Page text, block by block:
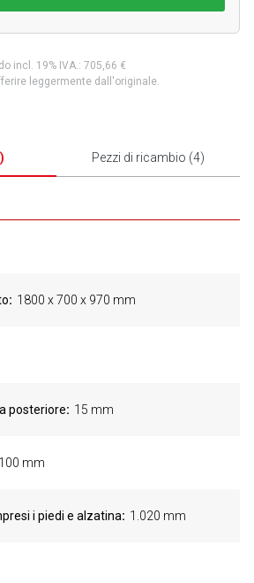
incl. 19% IVA.: 705,66 €
leggermente dall'originale.
) Pezzi di ricambio (4)
1800 x 700 x 970 mm
posteriore 15 mm
100 mm
i piedi e alzatina 1.020 mm